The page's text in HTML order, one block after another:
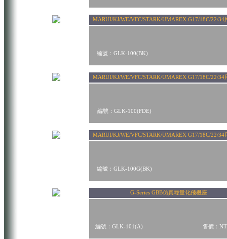
MARUI/KJ/WE/VFC/STARK/UMAREX G17/18C/22/
編號：GLK-100(BK)
MARUI/KJ/WE/VFC/STARK/UMAREX G17/18C/22/
編號：GLK-100(FDE)
MARUI/KJ/WE/VFC/STARK/UMAREX G17/18C/22/
編號：GLK-100G(BK)
G-Series GBB仿真輕量化飛機座
編號：GLK-101(A) 售價：